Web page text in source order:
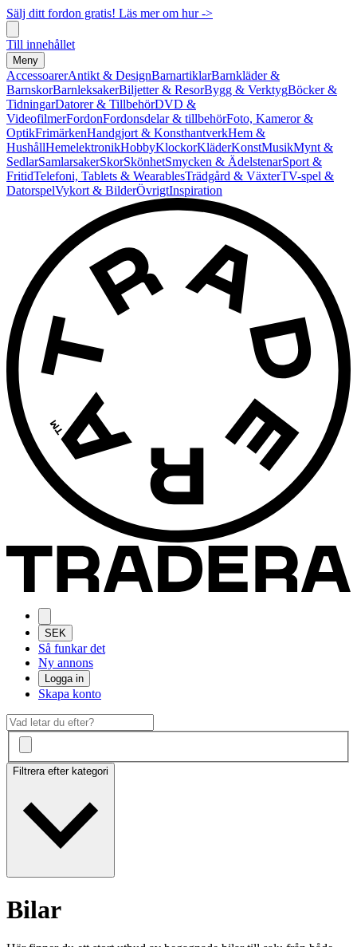
Sälj ditt fordon gratis! Läs mer om hur ->
Till innehållet
Meny
AccessoarerAntikt & DesignBarnartiklarBarnkläder &
BarnskorBarnleksakerBiljetter & ResorBygg & VerktygBöcker &
TidningarDatorer & TillbehörDVD &
VideofilmerFordonFordonsdelar & tillbehörFoto, Kameror &
OptikFrimärkenHandgjort & KonsthantverkHem &
HushållHemelektronikHobbyKlockorKläderKonstMusikMynt &
SedlarSamlarsakerSkorSkönhetSmycken & ÄdelstenarSport &
FritidTelefoni, Tablets & WearablesTrädgård & VäxterTV-spel &
DatorspelVykort & BilderÖvrigtInspiration
SEK
Så funkar det
Ny annons
Logga in
Skapa konto
Filtrera efter kategori
Bilar